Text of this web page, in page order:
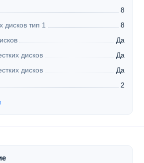
8
дисков тип 1
8
Да
дисков
Да
дисков
Да
2